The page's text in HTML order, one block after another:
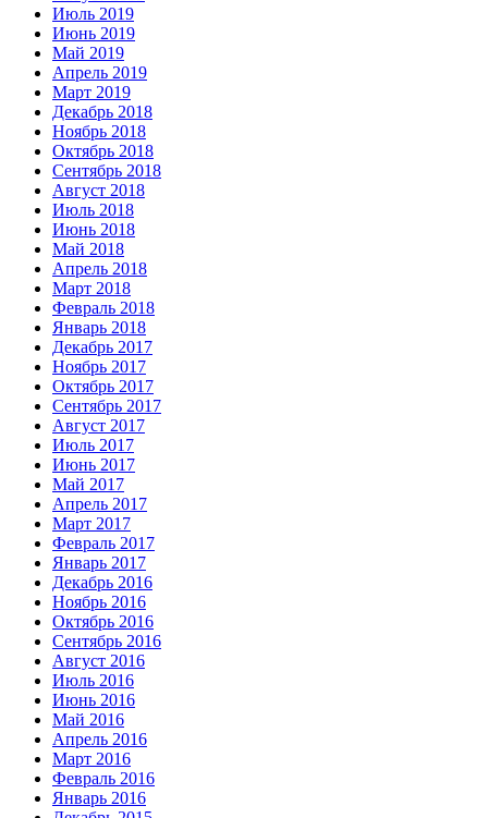
Июль 2019
Июнь 2019
Май 2019
Апрель 2019
Март 2019
Декабрь 2018
Ноябрь 2018
Октябрь 2018
Сентябрь 2018
Август 2018
Июль 2018
Июнь 2018
Май 2018
Апрель 2018
Март 2018
Февраль 2018
Январь 2018
Декабрь 2017
Ноябрь 2017
Октябрь 2017
Сентябрь 2017
Август 2017
Июль 2017
Июнь 2017
Май 2017
Апрель 2017
Март 2017
Февраль 2017
Январь 2017
Декабрь 2016
Ноябрь 2016
Октябрь 2016
Сентябрь 2016
Август 2016
Июль 2016
Июнь 2016
Май 2016
Апрель 2016
Март 2016
Февраль 2016
Январь 2016